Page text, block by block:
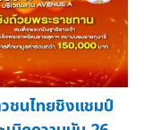
วชนไทยชิงแชมป์